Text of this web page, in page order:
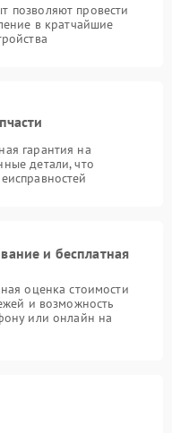
позволяют провести
в кратчайшие
гарантия на
детали, что
и бесплатная
оценка стоимости
и возможность
или онлайн на